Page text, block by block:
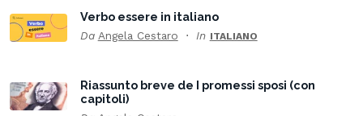
Verbo essere in italiano
Da Angela Cestaro In ITALIANO
Riassunto breve de I promessi sposi (con
capitoli)